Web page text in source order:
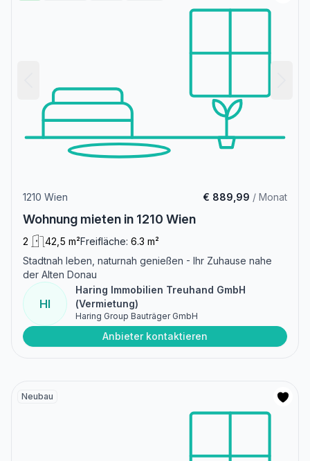
1210 Wien € 889,99 / Monat
Wohnung mieten in 1210 Wien
2 42,5 m²Freifläche: 6.3 m²
Stadtnah leben, naturnah genießen - Ihr Zuhause nahe
der Alten Donau
HI
Haring Immobilien Treuhand GmbH
(Vermietung)
Haring Group Bauträger GmbH
Anbieter kontaktieren
Neubau